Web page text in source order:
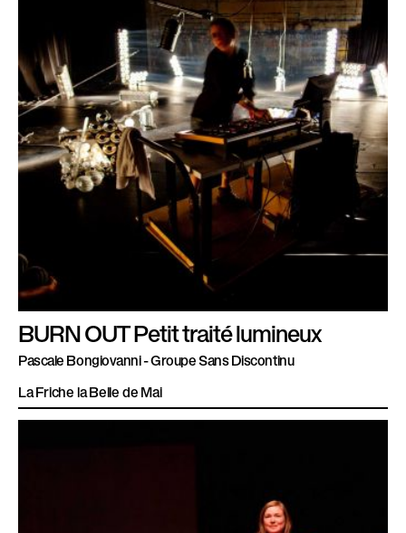
BURN OUT Petit traité lumineux
Pascale Bongiovanni - Groupe Sans Discontinu
La Friche la Belle de Mai